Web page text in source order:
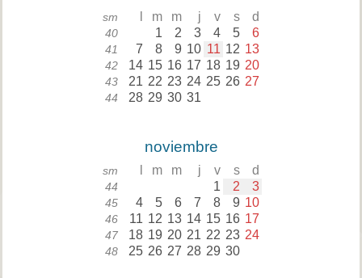
sm m m j v s d
40 1 2 3 4 5 6
41 7 8 9 10 11 12 13
42 14 15 16 17 18 19 20
43 21 22 23 24 25 26 27
44 28 29 30 31
noviembre
sm m m j v s d
44 1 2 3
45 4 5 6 7 8 9 10
46 11 12 13 14 15 16 17
47 18 19 20 21 22 23 24
48 25 26 27 28 29 30